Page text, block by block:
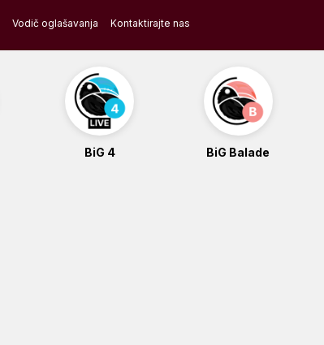
Vodič oglašavanja Kontaktirajte nas
BiG 4 BiG Balade